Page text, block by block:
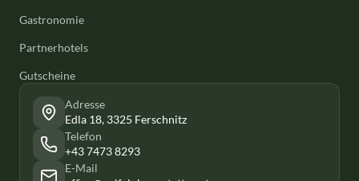
Gastronomie
Partnerhotels
Gutscheine
Adresse
Edla 18, 3325 Ferschnitz
Telefon
+43 7473 8293
E-Mail